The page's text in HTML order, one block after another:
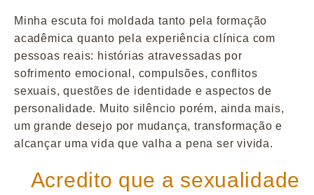
Minha escuta foi moldada tanto pela formação
acadêmica quanto pela experiência clínica com
pessoas reais: histórias atravessadas por
sofrimento emocional, compulsões, conflitos
sexuais, questões de identidade e aspectos de
personalidade. Muito silêncio porém, ainda mais,
um grande desejo por mudança, transformação e
alcançar uma vida que valha a pena ser vivida.
Acredito que a sexualidade